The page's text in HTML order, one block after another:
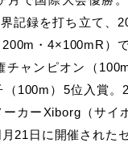
記録を打ち立て、
・4×100mR）
チャンピオン（
（100m）5位入賞。
カーXiborg（サイ
21日に開催された